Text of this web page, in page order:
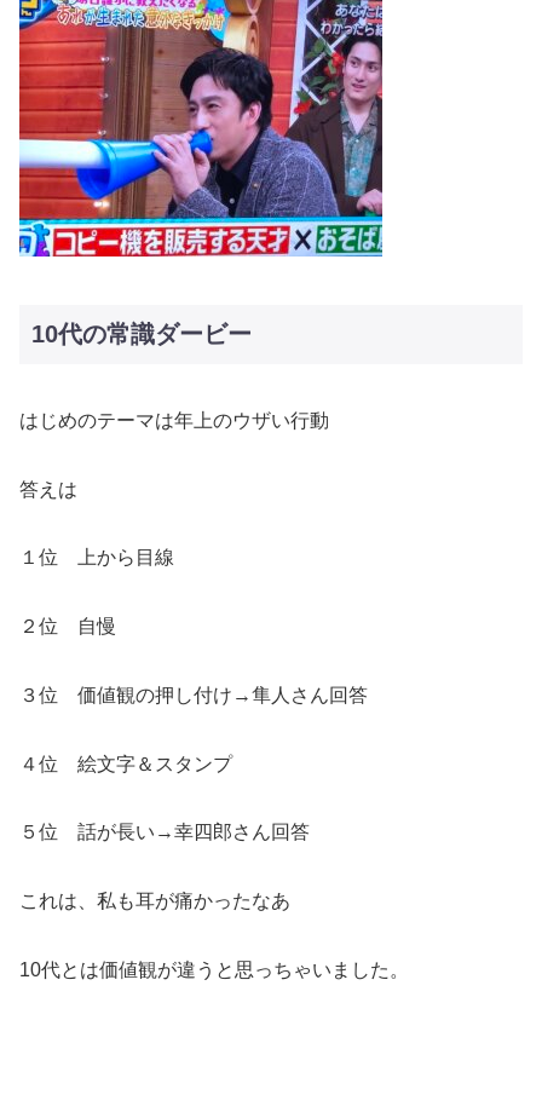
10代の常識ダービー
はじめのテーマは年上のウザい行動
答えは
１位 上から目線
２位 自慢
３位 価値観の押し付け→隼人さん回答
４位 絵文字＆スタンプ
５位 話が長い→幸四郎さん回答
これは、私も耳が痛かったなあ
10代とは価値観が違うと思っちゃいました。